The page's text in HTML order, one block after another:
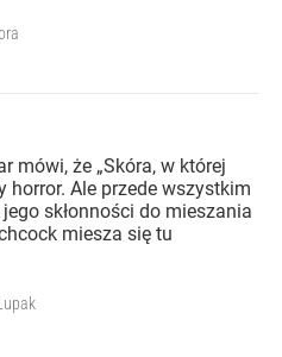
mówi, że „Skóra, w której
horror. Ale przede wszystkim
skłonności do mieszania
miesza się tu